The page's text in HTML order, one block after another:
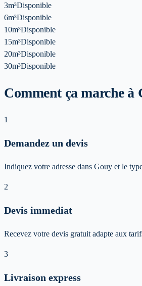
3m³Disponible
6m³Disponible
10m³Disponible
15m³Disponible
20m³Disponible
30m³Disponible
Comment ça marche à
1
Demandez un devis
Indiquez votre adresse dans Gouy et le
2
Devis immediat
Recevez votre devis gratuit adapte aux
3
Livraison express